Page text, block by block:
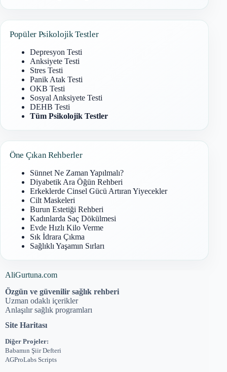
Popüler Psikolojik Testler
Depresyon Testi
Anksiyete Testi
Stres Testi
Panik Atak Testi
OKB Testi
Sosyal Anksiyete Testi
DEHB Testi
Tüm Psikolojik Testler
Öne Çıkan Rehberler
Sünnet Ne Zaman Yapılmalı?
Diyabetik Ara Öğün Rehberi
Erkeklerde Cinsel Gücü Artıran Yiyecekler
Cilt Maskeleri
Burun Estetiği Rehberi
Kadınlarda Saç Dökülmesi
Evde Hızlı Kilo Verme
Sık İdrara Çıkma
Sağlıklı Yaşamın Sırları
AliGurtuna.com
Özgün ve güvenilir sağlık rehberi
Uzman odaklı içerikler
Anlaşılır sağlık programları
Site Haritası
Diğer Projeler:
Babamın Şiir Defteri
AGProLabs Scripts